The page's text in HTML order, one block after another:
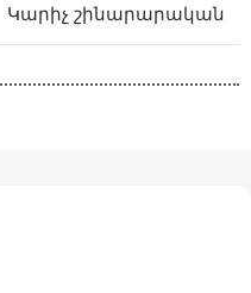
Կարիչ շինարարական